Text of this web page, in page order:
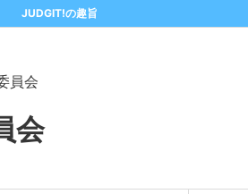
JUDGIT!の趣旨
員会
会